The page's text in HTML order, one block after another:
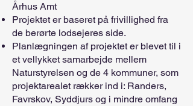
Århus Amt
Projektet er baseret på frivillighed fra
de berørte lodsejeres side.
Planlægningen af projektet er blevet til i
et vellykket samarbejde mellem
Naturstyrelsen og de 4 kommuner, som
projektarealet rækker ind i: Randers,
Favrskov, Syddjurs og i mindre omfang